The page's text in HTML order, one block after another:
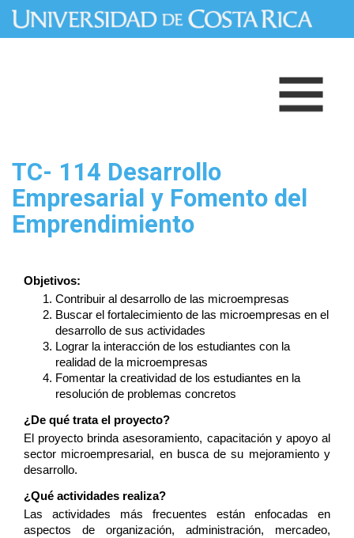
Pasar al contenido principal
TC- 114 Desarrollo
Empresarial y Fomento del
Emprendimiento
Objetivos:
Contribuir al desarrollo de las microempresas
Buscar el fortalecimiento de las microempresas en el
desarrollo de sus actividades
Lograr la interacción de los estudiantes con la
realidad de la microempresas
Fomentar la creatividad de los estudiantes en la
resolución de problemas concretos
¿De qué trata el proyecto?
El proyecto brinda asesoramiento, capacitación y apoyo al
sector microempresarial, en busca de su mejoramiento y
desarrollo.
¿Qué actividades realiza?
Las actividades más frecuentes están enfocadas en
aspectos de organización, administración, mercadeo,